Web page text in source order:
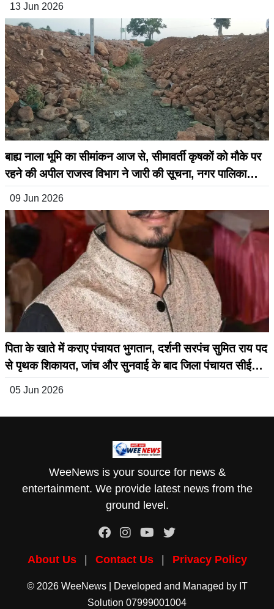
13 Jun 2026
बाह्य नाला भूमि का सीमांकन आज से, सीमावर्ती कृषकों को मौके पर
रहने की अपील राजस्व विभाग ने जारी की सूचना, नगर पालिका
सिहोरा के अनुरोध पर होगी कार्रवाई
09 Jun 2026
पिता के खाते में कराए पंचायत भुगतान, दर्शनी सरपंच सुमित राय पद
से पृथक शिकायत, जांच और सुनवाई के बाद जिला पंचायत सीईओ
ने जारी किया बड़ा आदेश
05 Jun 2026
WeeNews is your source for news &
entertainment. We provide latest news from the
ground level.
About Us | Contact Us | Privacy Policy
© 2026 WeeNews | Developed and Managed by IT
Solution 07999001004